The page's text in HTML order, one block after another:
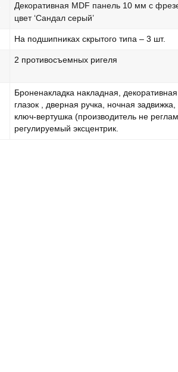
Декоративная MDF панель 10 мм с
цвет ‘Сандал серый’
На подшипниках скрытого типа – 3 шт.
2 противосъемных ригеля
Броненакладка накладная,
глазок , дверная ручка, ночная
ключ-вертушка (производитель не
регулируемый эксцентрик.